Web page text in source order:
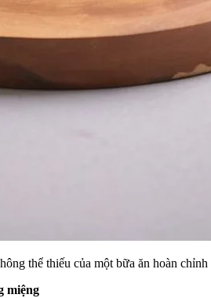
thể thiếu của một bữa ăn hoàn chỉnh
miệng